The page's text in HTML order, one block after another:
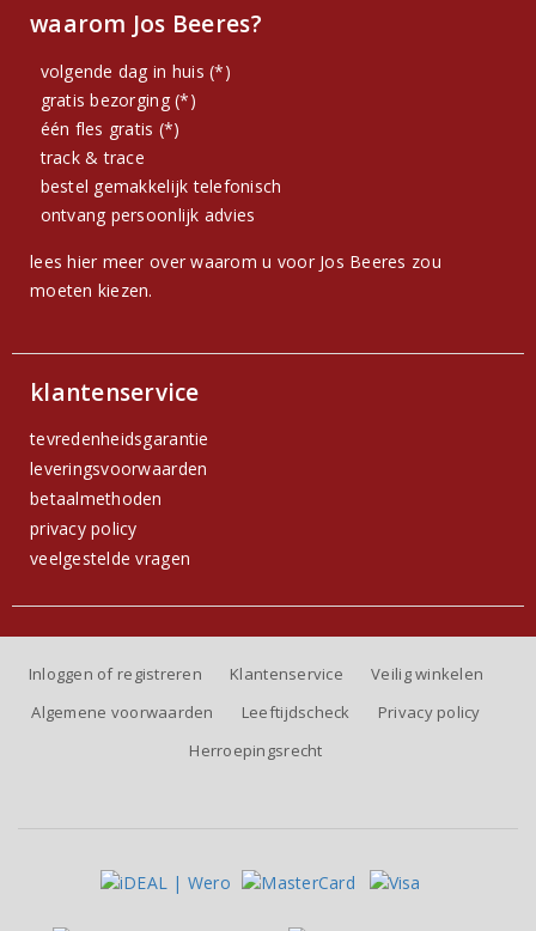
waarom Jos Beeres?
volgende dag in huis (*)
gratis bezorging (*)
één fles gratis (*)
track & trace
bestel gemakkelijk telefonisch
ontvang persoonlijk advies
lees hier meer over waarom u voor Jos Beeres zou
moeten kiezen.
klantenservice
tevredenheidsgarantie
leveringsvoorwaarden
betaalmethoden
privacy policy
veelgestelde vragen
Inloggen of registreren Klantenservice
Veilig winkelen
Algemene voorwaarden
Leeftijdscheck
Privacy policy
Herroepingsrecht